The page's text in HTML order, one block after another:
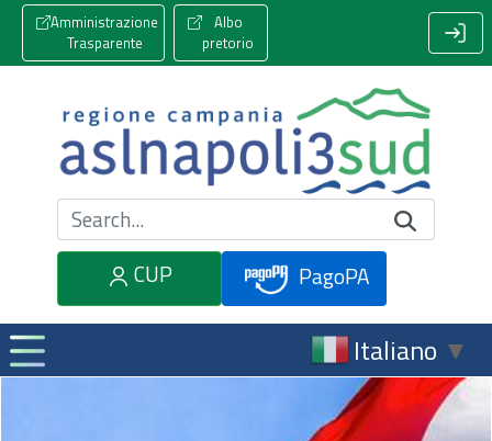
Amministrazione
Trasparente
Albo
pretorio
Cerca nel sito
CUP
PagoPA
Italiano ▼